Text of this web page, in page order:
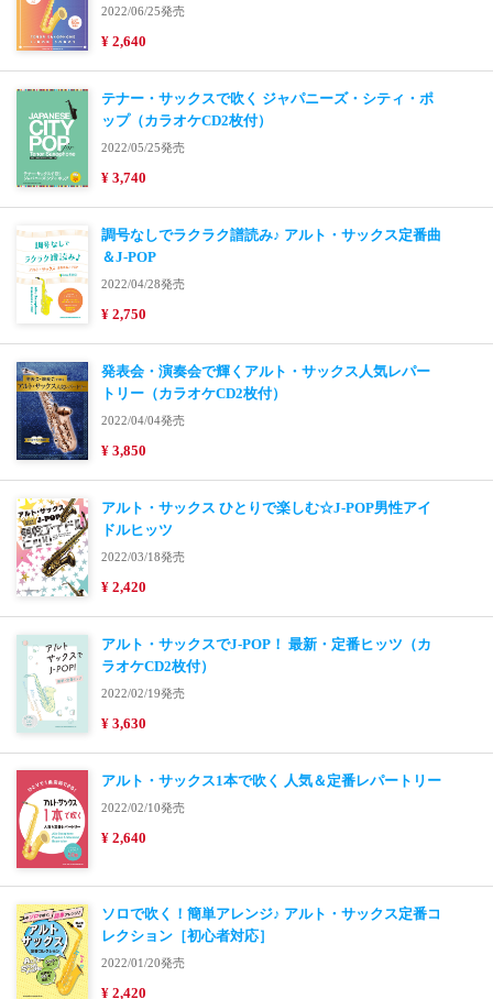
2022/06/25発売
¥ 2,640
テナー・サックスで吹く ジャパニーズ・シティ・ポ
ップ（カラオケCD2枚付）
2022/05/25発売
¥ 3,740
調号なしでラクラク譜読み♪ アルト・サックス定番曲
＆J-POP
2022/04/28発売
¥ 2,750
発表会・演奏会で輝くアルト・サックス人気レパー
トリー（カラオケCD2枚付）
2022/04/04発売
¥ 3,850
アルト・サックス ひとりで楽しむ☆J-POP男性アイ
ドルヒッツ
2022/03/18発売
¥ 2,420
アルト・サックスでJ-POP！ 最新・定番ヒッツ（カ
ラオケCD2枚付）
2022/02/19発売
¥ 3,630
アルト・サックス1本で吹く 人気＆定番レパートリー
2022/02/10発売
¥ 2,640
ソロで吹く！簡単アレンジ♪ アルト・サックス定番コ
レクション［初心者対応］
2022/01/20発売
¥ 2,420